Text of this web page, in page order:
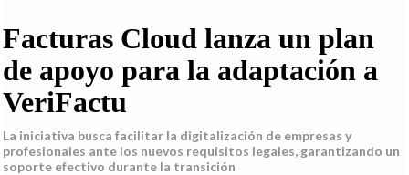
Facturas Cloud lanza un plan
de apoyo para la adaptación a
VeriFactu
La iniciativa busca facilitar la digitalización de empresas y
profesionales ante los nuevos requisitos legales, garantizando un
soporte efectivo durante la transición